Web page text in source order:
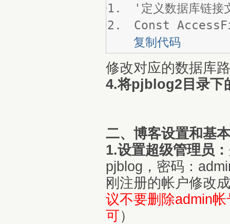
'定义数据库链接
Const
复制代码
修改对应的数据库
4.将pjblog2目录下
二、博客设置和基
1.设置超级管理员：
pjblog，密码：
刚注册的帐户修改
议不要删除admin
可）